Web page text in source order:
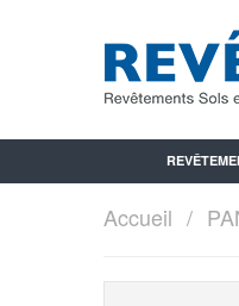
Accueil